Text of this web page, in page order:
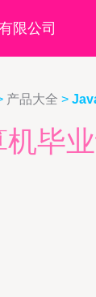
限公司
产品大全 >
毕